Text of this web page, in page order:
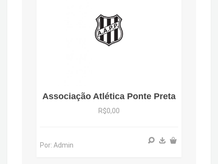
Associação Atlética Ponte Preta
R$0,00
Por: Admin